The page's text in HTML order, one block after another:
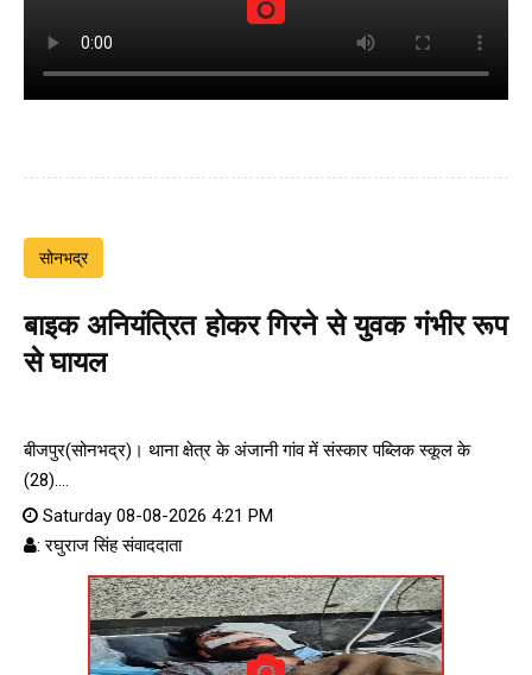
सोनभद्र
बाइक अनियंत्रित होकर गिरने से युवक गंभीर रूप
से घायल
बीजपुर(सोनभद्र)। थाना क्षेत्र के अंजानी गांव में संस्कार पब्लिक स्कूल के
(28)....
Saturday 08-08-2026 4:21 PM
: रघुराज सिंह संवाददाता